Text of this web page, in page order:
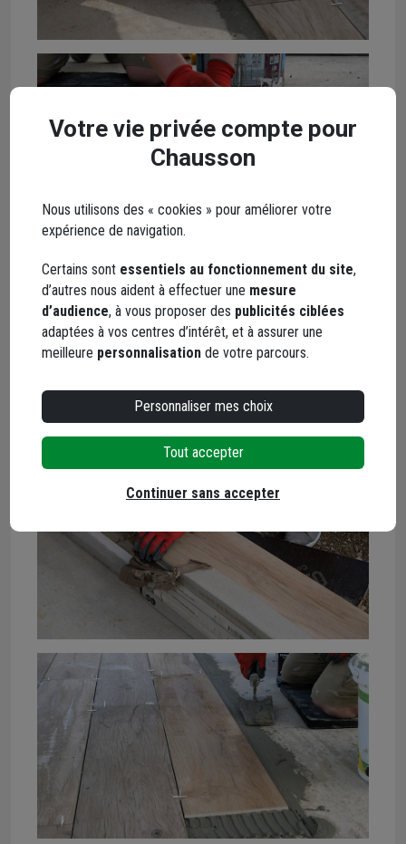
Votre vie privée compte pour
Chausson
Nous utilisons des « cookies » pour améliorer votre
expérience de navigation.
Certains sont essentiels au fonctionnement du site,
d’autres nous aident à effectuer une mesure
d’audience, à vous proposer des publicités ciblées
adaptées à vos centres d’intérêt, et à assurer une
meilleure personnalisation de votre parcours.
Personnaliser mes choix
Tout accepter
Continuer sans accepter